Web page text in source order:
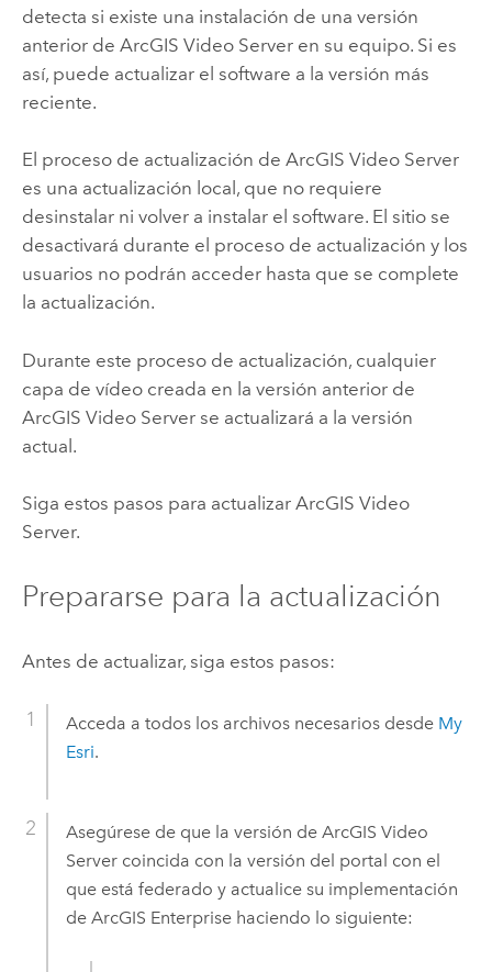
detecta si existe una instalación de una versión
anterior de ArcGIS Video Serveren su equipo. Si es
así, puede actualizar el software a la versión más
reciente.
El proceso de actualización de ArcGIS Video Server
es una actualización local, que no requiere
desinstalar ni volver a instalar el software. El sitio se
desactivará durante el proceso de actualización y los
usuarios no podrán acceder hasta que se complete
la actualización.
Durante este proceso de actualización, cualquier
capa de vídeo creada en la versión anterior de
ArcGIS Video Serverse actualizará a la versión
actual.
Siga estos pasos para actualizar ArcGIS Video
Server.
Prepararse para la actualización
Antes de actualizar, siga estos pasos:
Acceda a todos los archivos necesarios desde My
Esri.
Asegúrese de que la versión de ArcGIS Video
Servercoincida con la versión del portal con el
que está federado y actualice su implementación
de ArcGIS Enterprisehaciendo lo siguiente: